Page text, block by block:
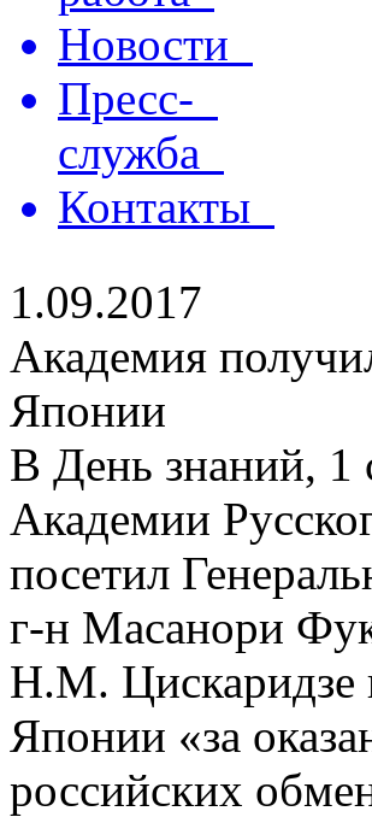
Новости
Пресс-
служба
Контакты
1.09.2017
Академия
Японии
В День знаний, 1
Академии
посетил
г-н Масанори
Н.М. Цискаридзе
Японии «за
российских